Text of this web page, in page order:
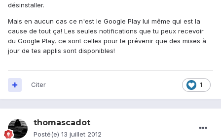
désinstaller.
Mais en aucun cas ce n'est le Google Play lui même qui est la
cause de tout ça! Les seules notifications que tu peux recevoir
du Google Play, ce sont celles pour te prévenir que des mises à
jour de tes applis sont disponibles!
1
Citer
thomascadot
Posté(e) 13 juillet 2012